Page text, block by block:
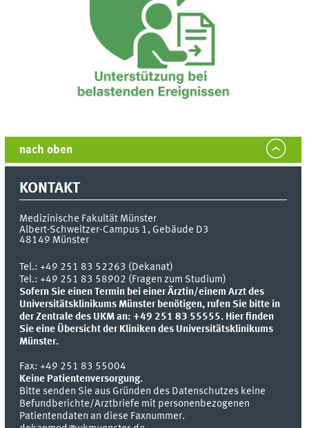
nach oben
KONTAKT
Medizinische Fakultät Münster
Albert-Schweitzer-Campus 1, Gebäude D3
48149 Münster
Tel.:+49 251 83 52263 (Dekanat)
Tel.: +49 251 83 58902 (Fragen zum Studium)
Sofern Sie einen Termin bei einer Ärztin/einem Arzt des
Universitätsklinikums Münster benötigen, rufen Sie bitte in
der Zentrale des UKM an: +49 251 83 55555. Hier finden
Sie eine Übersicht der Kliniken des Universitätsklinikums
Münster.
Fax:+49 251 83 55004
Keine Patientenversorgung.
Bitte senden Sie aus Gründen des Datenschutzes keine
Befundberichte/Arztbriefe mit personenbezogenen
Patientendaten an diese Faxnummer.